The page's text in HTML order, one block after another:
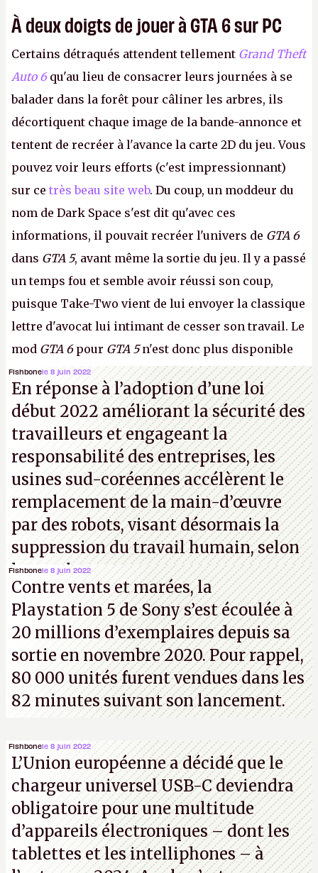
À deux doigts de jouer à GTA 6 sur PC
Certains détraqués attendent tellement Grand Theft
Auto 6 qu'au lieu de consacrer leurs journées à se
balader dans la forêt pour câliner les arbres, ils
décortiquent chaque image de la bande-annonce et
tentent de recréer à l'avance la carte 2D du jeu. Vous
pouvez voir leurs efforts (c'est impressionnant)
sur ce très beau site web. Du coup, un moddeur du
nom de Dark Space s'est dit qu'avec ces
informations, il pouvait recréer l'univers de GTA 6
dans GTA 5, avant même la sortie du jeu. Il y a passé
un temps fou et semble avoir réussi son coup,
puisque Take-Two vient de lui envoyer la classique
lettre d'avocat lui intimant de cesser son travail. Le
mod GTA 6pour GTA 5n'est donc plus disponible
au téléchargement. Vous pouvez encore en voir
quelques bribes surcette vidéo YouTube.A.
Fishbonele 8 juin 2022
En réponse à l’adoption d’une loi
début 2022 améliorant la sécurité des
travailleurs et engageant la
responsabilité des entreprises, les
usines sud-coréennes accélèrent le
remplacement de la main-d’œuvre
par des robots, visant désormais la
suppression du travail humain, selon
les analystes.
Fishbonele 8 juin 2022
Contre vents et marées, la
Playstation 5 de Sony s’est écoulée à
20 millions d’exemplaires depuis sa
sortie en novembre 2020. Pour rappel,
80 000 unités furent vendues dans les
82 minutes suivant son lancement.
Fishbonele 8 juin 2022
L’Union européenne a décidé que le
chargeur universel USB-C deviendra
obligatoire pour une multitude
d’appareils électroniques – dont les
tablettes et les intelliphones – à